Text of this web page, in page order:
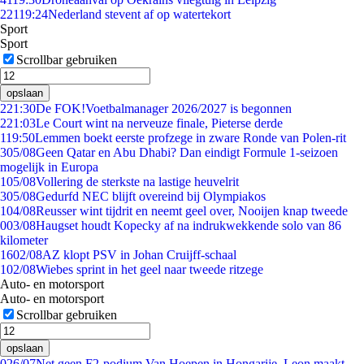
22119:24Nederland stevent af op watertekort
Sport
Sport
Scrollbar gebruiken
opslaan
221:30De FOK!Voetbalmanager 2026/2027 is begonnen
221:03Le Court wint na nerveuze finale, Pieterse derde
119:50Lemmen boekt eerste profzege in zware Ronde van Polen-rit
305/08Geen Qatar en Abu Dhabi? Dan eindigt Formule 1-seizoen
mogelijk in Europa
105/08Vollering de sterkste na lastige heuvelrit
305/08Gedurfd NEC blijft overeind bij Olympiakos
104/08Reusser wint tijdrit en neemt geel over, Nooijen knap tweede
003/08Haugset houdt Kopecky af na indrukwekkende solo van 86
kilometer
1602/08AZ klopt PSV in Johan Cruijff-schaal
102/08Wiebes sprint in het geel naar tweede ritzege
Auto- en motorsport
Auto- en motorsport
Scrollbar gebruiken
opslaan